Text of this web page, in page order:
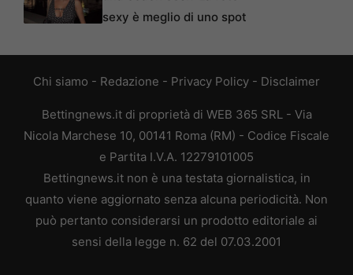
sexy è meglio di uno spot
Chi siamo - Redazione - Privacy Policy - Disclaimer
Bettingnews.it di proprietà di WEB 365 SRL - Via
Nicola Marchese 10, 00141 Roma (RM) - Codice Fiscale
e Partita I.V.A. 12279101005
Bettingnews.it non è una testata giornalistica, in
quanto viene aggiornato senza alcuna periodicità. Non
può pertanto considerarsi un prodotto editoriale ai
sensi della legge n. 62 del 07.03.2001